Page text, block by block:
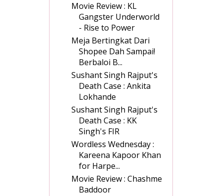
Movie Review : KL
Gangster Underworld
- Rise to Power
Meja Bertingkat Dari
Shopee Dah Sampai!
Berbaloi B...
Sushant Singh Rajput's
Death Case : Ankita
Lokhande
Sushant Singh Rajput's
Death Case : KK
Singh's FIR
Wordless Wednesday :
Kareena Kapoor Khan
for Harpe...
Movie Review : Chashme
Baddoor